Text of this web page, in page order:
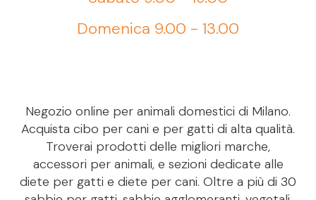
Domenica 9.00 - 13.00
Negozio online per animali domestici di Milano.
Acquista cibo per cani e per gatti di alta qualità.
Troverai prodotti delle migliori marche,
accessori per animali, e sezioni dedicate alle
diete per gatti e diete per cani. Oltre a più di 30